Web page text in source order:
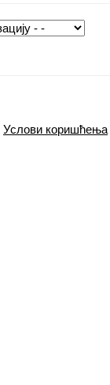
Услови коришћења